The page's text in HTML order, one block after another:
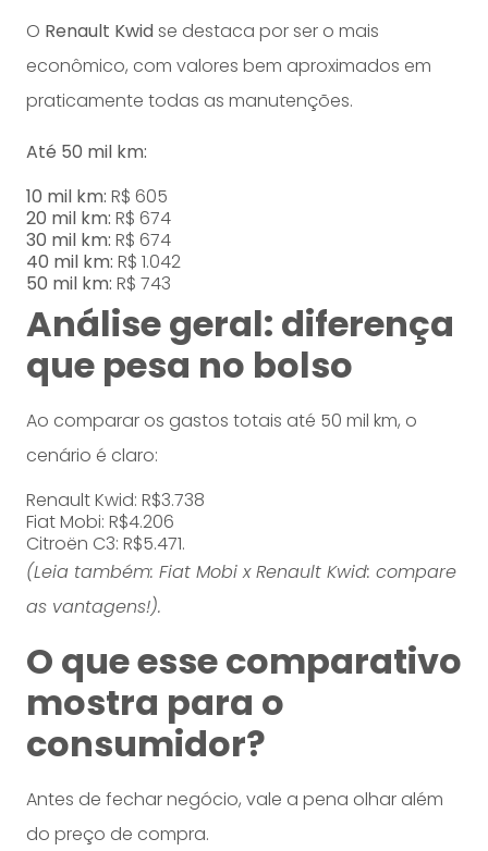
O Renault Kwidse destaca por ser o mais
econômico, com valores bem aproximados em
praticamente todas as manutenções.
Até 50 mil km:
10 mil km: R$ 605
20 mil km: R$ 674
30 mil km: R$ 674
40 mil km: R$ 1.042
50 mil km: R$ 743
Análise geral: diferença
que pesa no bolso
Ao comparar os gastos totais até 50 mil km, o
cenário é claro:
Renault Kwid: R$3.738
Fiat Mobi: R$4.206
Citroën C3: R$5.471.
(Leia também: Fiat Mobi x Renault Kwid: compare
as vantagens!).
O que esse comparativo
mostra para o
consumidor?
Antes de fechar negócio, vale a pena olhar além
do preço de compra.